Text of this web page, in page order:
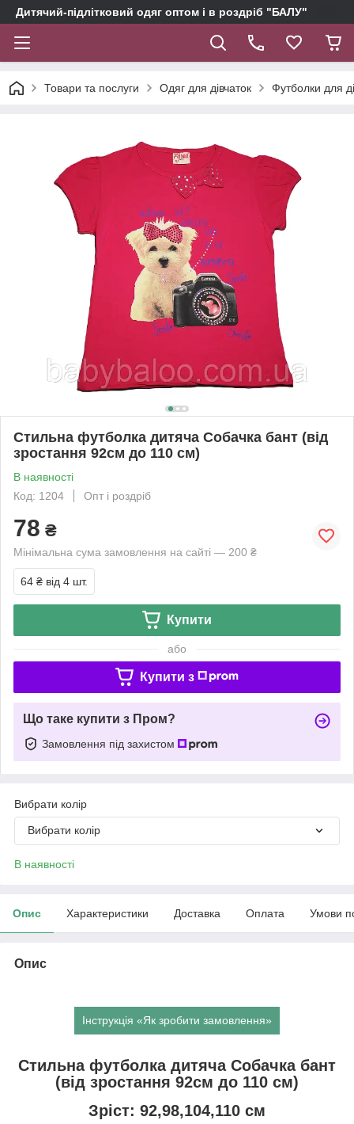
Дитячий-підлітковий одяг оптом і в роздріб "БАЛУ"
Товари та послуги Одяг для дівчаток Футболки для
Стильна футболка дитяча Собачка бант (від
зростання 92см до 110 см)
В наявності
Код: 1204
Опт і роздріб
78 ₴
Мінімальна сума замовлення на сайті — 200 ₴
64 ₴ від 4 шт.
Купити
або
Купити з
Що таке купити з Пром?
Замовлення під захистом
Вибрати колір
Вибрати колір
В наявності
Опис Характеристики Доставка Оплата Умови
Опис
Інструкція «Як зробити замовлення»
Стильна футболка дитяча Собачка бант
(від зростання 92см до 110 см)
Зріст: 92,98,104,110 см